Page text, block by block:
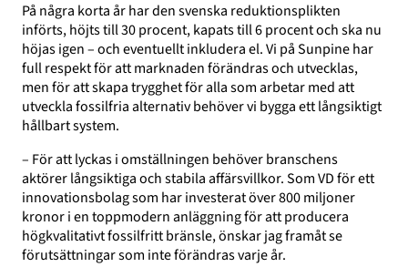
På några korta år har den svenska reduktionsplikten
införts, höjts till 30 procent, kapats till 6 procent och ska nu
höjas igen – och eventuellt inkludera el. Vi på Sunpine har
full respekt för att marknaden förändras och utvecklas,
men för att skapa trygghet för alla som arbetar med att
utveckla fossilfria alternativ behöver vi bygga ett långsiktigt
hållbart system.
– För att lyckas i omställningen behöver branschens
aktörer långsiktiga och stabila affärsvillkor. Som VD för ett
innovationsbolag som har investerat över 800 miljoner
kronor i en toppmodern anläggning för att producera
högkvalitativt fossilfritt bränsle, önskar jag framåt se
förutsättningar som inte förändras varje år.